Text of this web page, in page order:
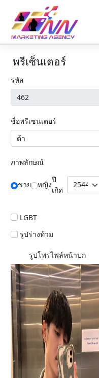
พรีเซ็นเตอร์
รหัส
ชื่อพรีเซนเตอร์
ภาพลักษณ์
ชาย หญิง
ปี
เกิด
LGBT
รูปร่างท้วม
รูปโพรไฟล์หน้าปก